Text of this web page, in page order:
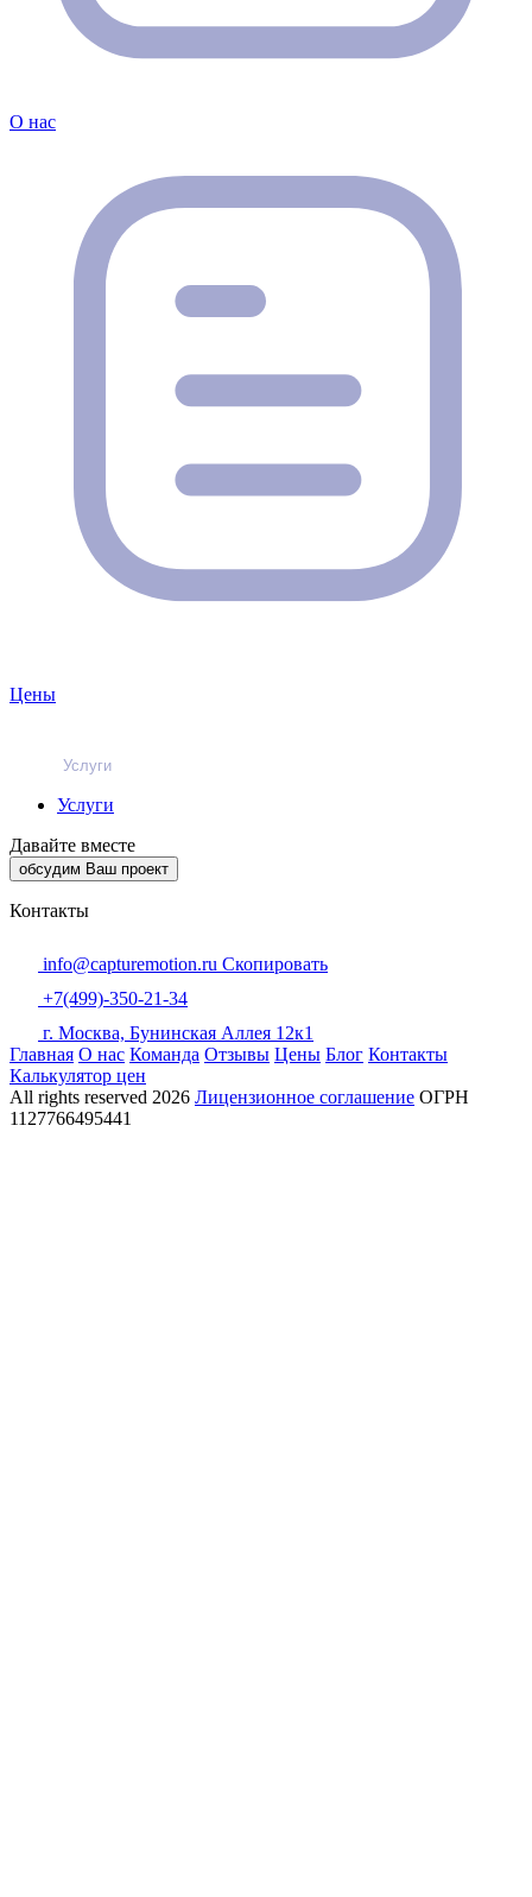
О нас
Цены
Услуги
Услуги
Давайте вместе
обсудим Ваш проект
Контакты
info@capturemotion.ru Скопировать
+7(499)-350-21-34
г. Москва, Бунинская Аллея 12к1
Главная О нас Команда Отзывы Цены Блог Контакты
Калькулятор цен
All rights reserved 2026 Лицензионное соглашение ОГРН
1127766495441